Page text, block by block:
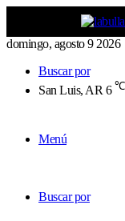
domingo, agosto 9 2026
Buscar por
San Luis, AR 6 ℃
Menú
Buscar por